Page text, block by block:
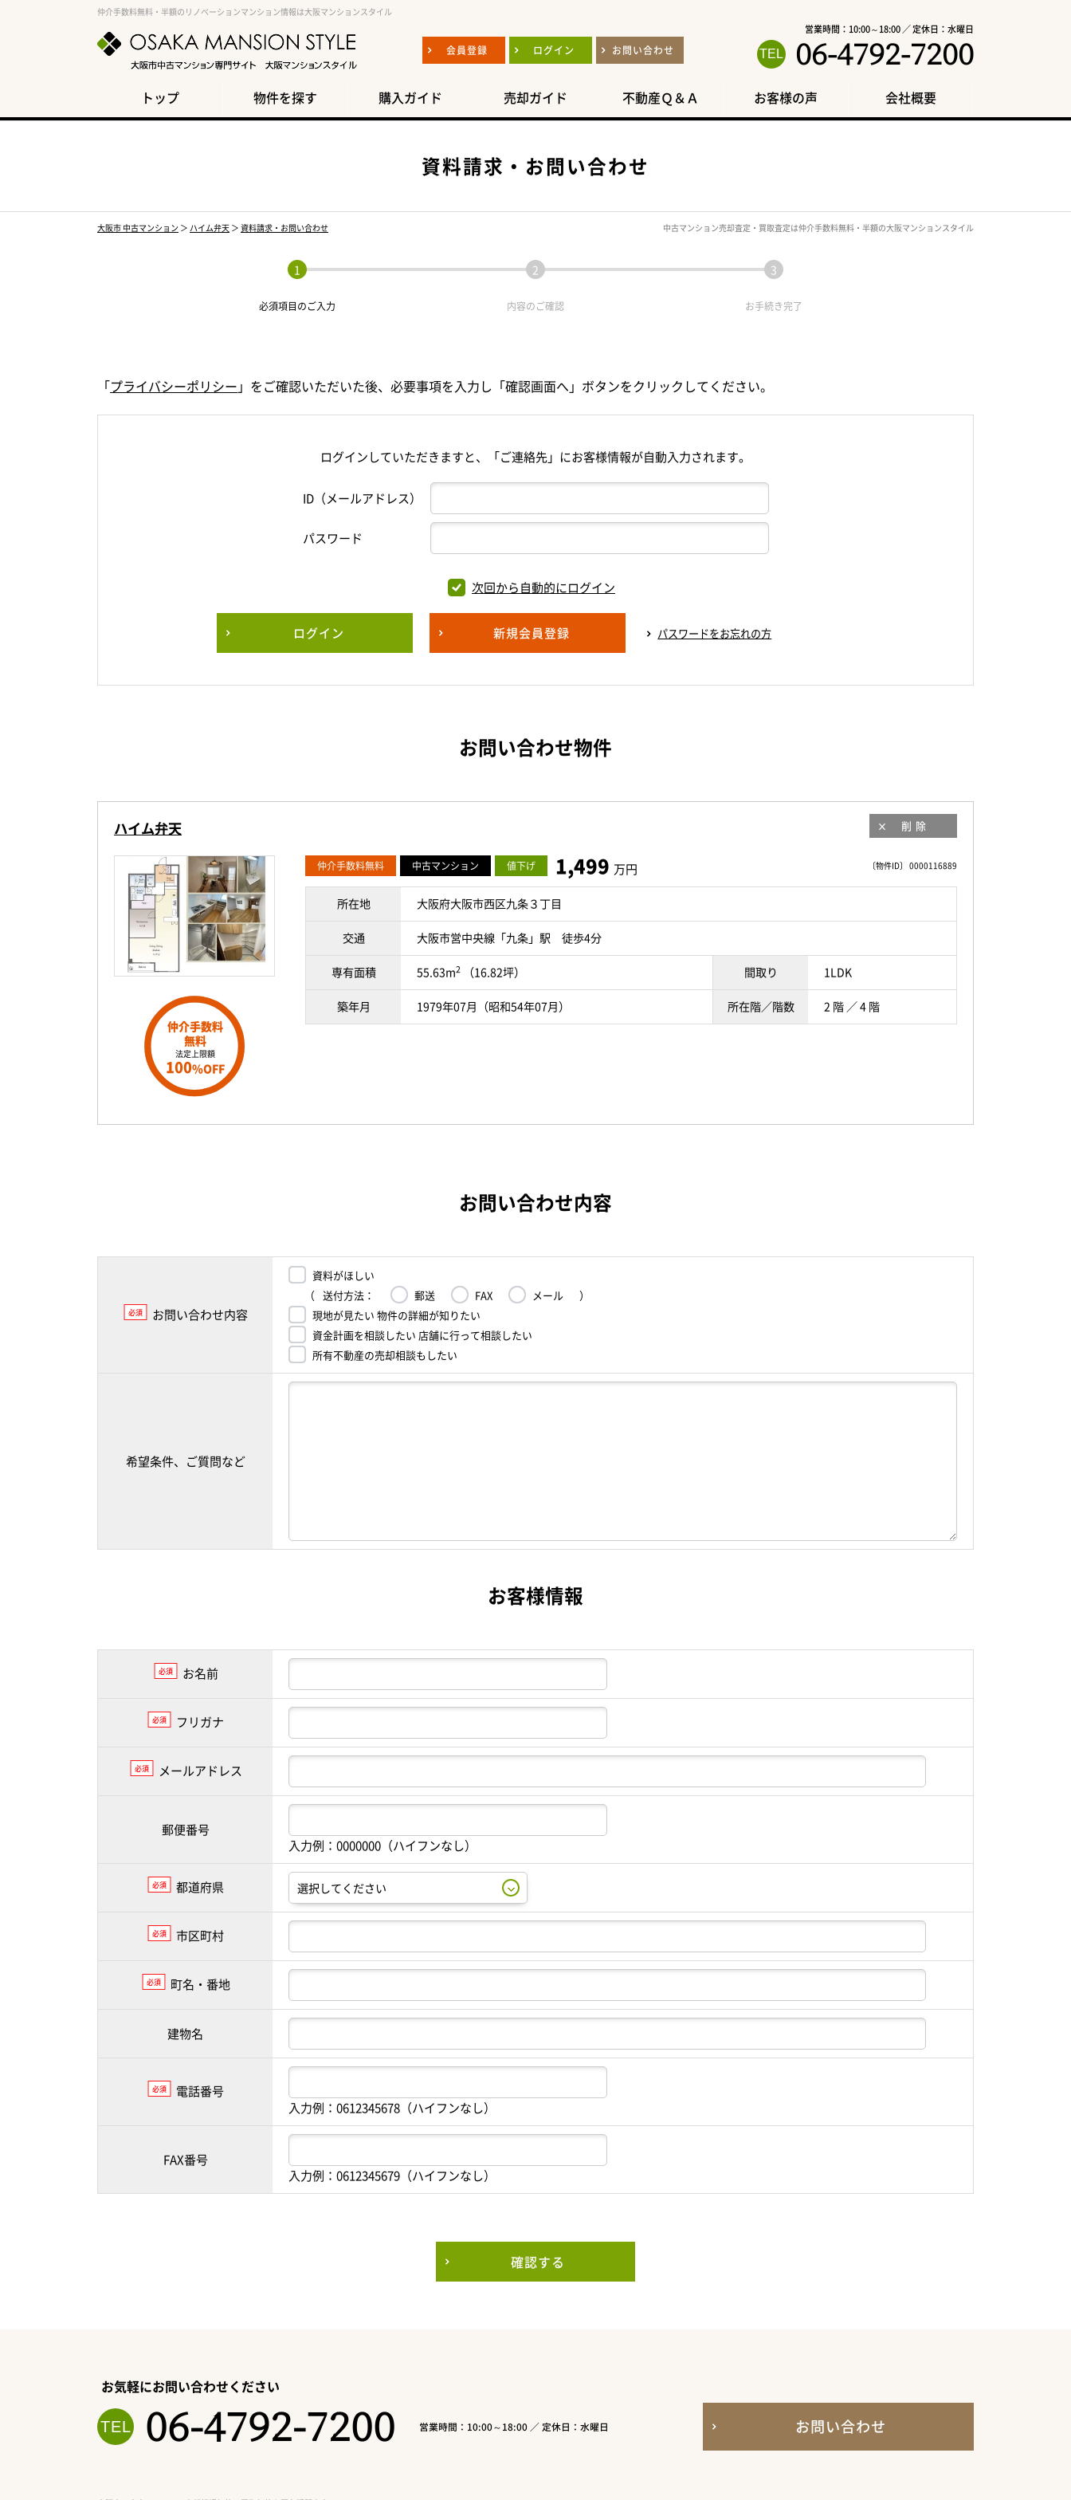
仲介手数料無料・半額のリノベーションマンション情報は大阪マンションスタイル
会員登録 ログイン お問い合わせ
営業時間：10:00～18:00 ／ 定休日：水曜日
06-4792-7200
トップ 物件を探す 購入ガイド 売却ガイド 不動産Ｑ＆Ａ お客様の声 会社概要
資料請求・お問い合わせ
大阪市 中古マンション ＞ ハイム弁天 ＞ 資料請求・お問い合わせ 中古マンション売却査定・買取査定は仲介手数料無料・半額の大阪マンションスタイル
必須項目のご入力 内容のご確認 お手続き完了
「プライバシーポリシー 」をご確認いただいた後、必要事項を入力し「確認画面へ」ボタンをクリックしてください。
ログインしていただきますと、「ご連絡先」にお客様情報が自動入力されます。
ID（メールアドレス）
パスワード
次回から自動的にログイン
ログイン 新規会員登録 パスワードをお忘れの方
お問い合わせ物件
ハイム弁天 削除
仲介手数料
無料
法定上限額
100%OFF
〔物件ID〕 0000116889
仲介手数料無料 中古マンション 値下げ 1,499 万円
所在地 大阪府大阪市西区九条３丁目
交通 大阪市営中央線「九条」駅 徒歩4分
専有面積 55.63m2 （16.82坪） 間取り 1LDK
築年月 1979年07月（昭和54年07月） 所在階／階数 2 階 ／ 4 階
お問い合わせ内容
必須 お問い合わせ内容
資料がほしい
（ 送付方法： 郵送 FAX メール
）
現地が見たい 物件の詳細が知りたい
資金計画を相談したい 店舗に行って相談したい
所有不動産の売却相談もしたい
希望条件、ご質問など
お客様情報
必須 お名前
必須 フリガナ
必須 メールアドレス
郵便番号
入力例：0000000（ハイフンなし）
必須 都道府県
必須 市区町村
必須 町名・番地
建物名
必須
電話番号
入力例：0612345678（ハイフンなし）
FAX番号
入力例：0612345679（ハイフンなし）
確認する
お気軽にお問い合わせください
06-4792-7200 営業時間：10:00～18:00 ／ 定休日：水曜日 お問い合わせ